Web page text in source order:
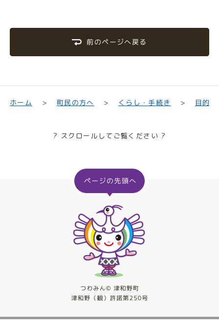
前のページへ戻る
ホーム 町民の方へ くらし・手続き 目的
? スクロールしてご覧ください ?